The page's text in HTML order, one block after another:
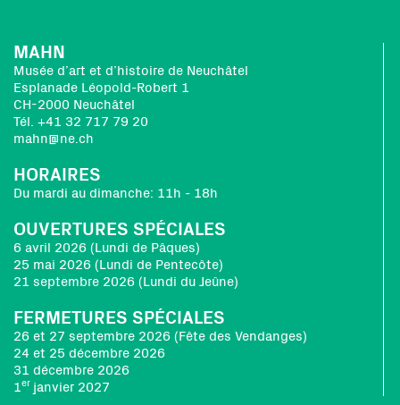
MAHN
Musée d’art et d’histoire de Neuchâtel
Esplanade Léopold-Robert 1
CH-2000 Neuchâtel
Tél. +41 32 717 79 20
mahn@ne.ch
HORAIRES
Du mardi au dimanche: 11h - 18h
OUVERTURES SPÉCIALES
6 avril 2026 (Lundi de Pâques)
25 mai 2026 (Lundi de Pentecôte)
21 septembre 2026 (Lundi du Jeûne)
FERMETURES SPÉCIALES
26 et 27 septembre 2026 (Fête des Vendanges)
24 et 25 décembre 2026
31 décembre 2026
1er janvier 2027